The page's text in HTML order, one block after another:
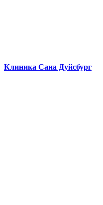
Клиника Сана Дуйсбург